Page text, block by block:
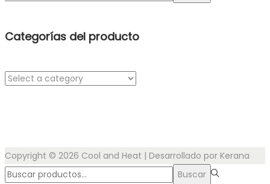
Categorías del producto
Copyright © 2026 Cool and Heat | Desarrollado por Kerana
Búsqueda
Buscar